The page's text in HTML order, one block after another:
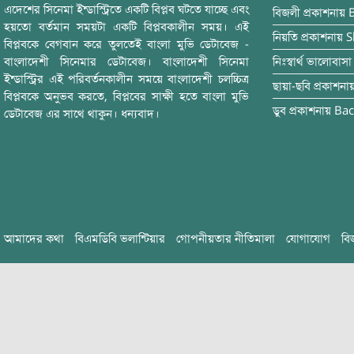
এদেশের সিনেমা ইন্ডাস্ট্রিতে একটি বিপ্লব ঘটতে যাচ্ছে এবং
হয়তো বর্তমান সময়টা একটি বিপ্লবকালীন সময়। এই
বিপ্লবকে বেগবান করে তুলতেই বাংলা মুভি ডেটাবেজ -
বাংলাদেশী সিনেমার ডেটাবেজ। বাংলাদেশী সিনেমা
ইন্ডাস্ট্রির এই পরিবর্তনকালীন সময়ে বাংলাদেশী চলচ্চিত্র
বিপ্লবকে অনুভব করতে, বিপ্লবের সাক্ষী হতে বাংলা মুভি
ডেটাবেজ এর সাথে থাকুন। ধন্যবাদ।
বিজলী প্রকাশনায়
নিয়তি প্রকাশনায়
নিঃস্বার্থ ভালোবাসা
ছায়া-ছবি
ডুব প্রকাশনায়
আমাদের কথা বিএমডিবি ভলান্টিয়ার গোপনীয়তার নীতিমালা যোগাযোগ